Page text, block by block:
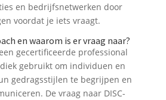
en bedrijfsnetwerken door
voordat je iets vraagt.
en waarom is er vraag naar?
gecertificeerde professional
gebruikt om individuen en
gedragsstijlen te begrijpen en
De vraag naar DISC-